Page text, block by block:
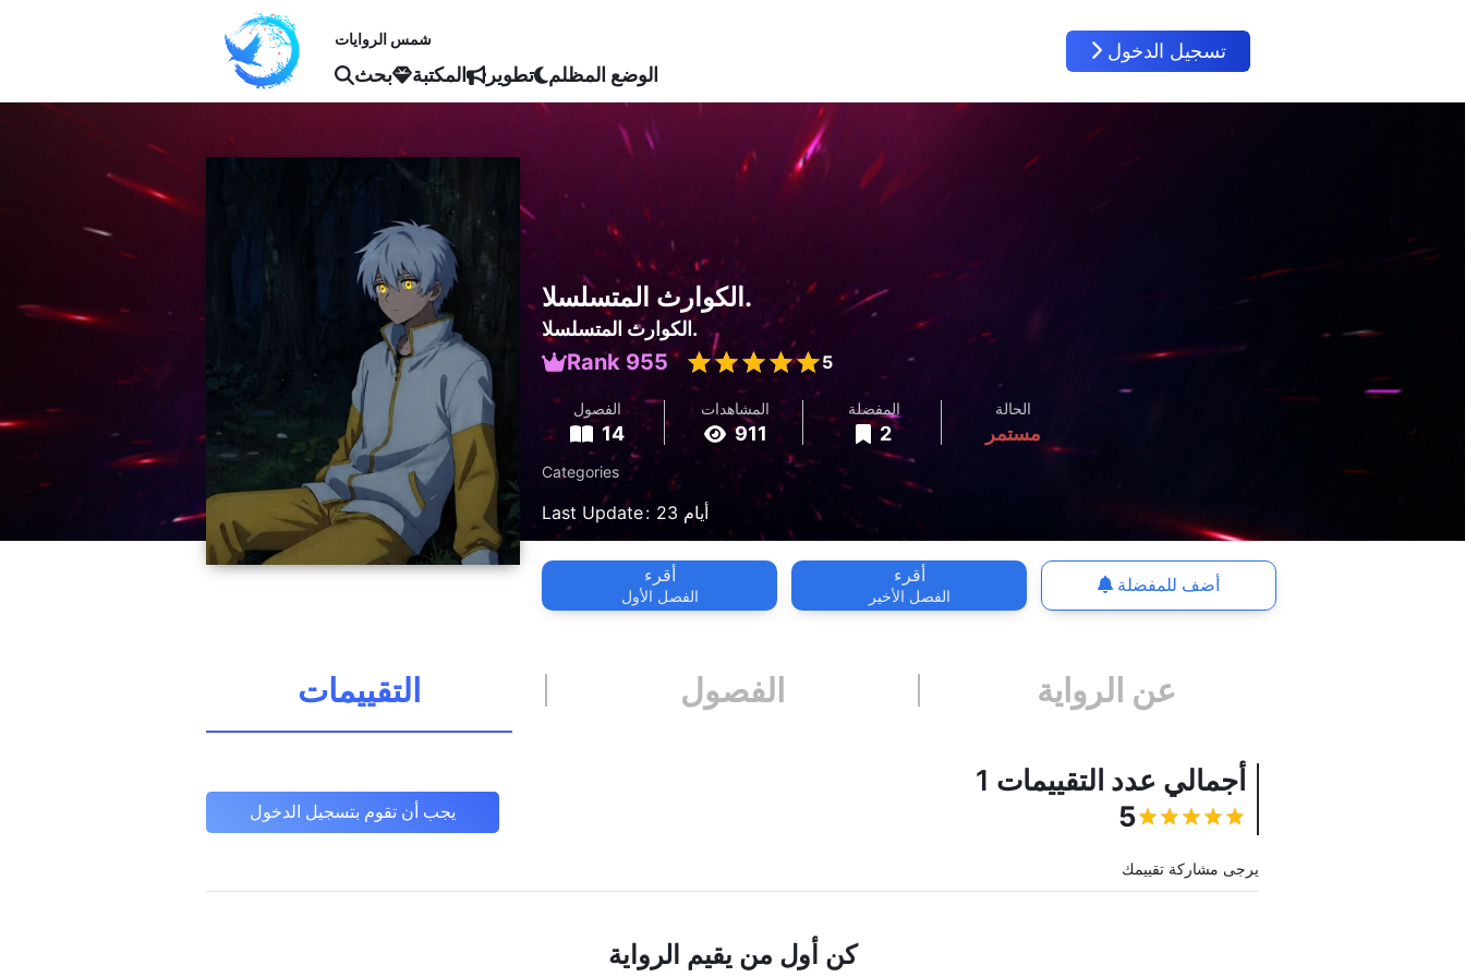
شمس الروايات
بحث المكتبة تطوير الوضع المظلم
تسجيل الدخول
الكوارث المتسلسلا.
الكوارث المتسلسلا.
Rank 955 5
أقرء
الفصل الأول
أقرء
الفصل الأخير
أضف للمفضلة
14
الفصول
911
المشاهدات
2
المفضلة
مستمر
الحالة
Last Update 23 أيام
Categories
عن الرواية الفصول التقييمات
يجب أن تقوم بتسجيل الدخول
أجمالي عدد التقييمات 1
5
يجب أن تقوم بتسجيل الدخول
يرجى مشاركة تقييمك
كن أول من يقيم الرواية